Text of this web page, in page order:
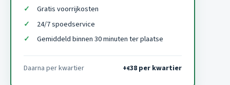
Gratis voorrijkosten
24/7 spoedservice
Gemiddeld binnen 30 minuten ter plaatse
Daarna per kwartier +€38 per kwartier